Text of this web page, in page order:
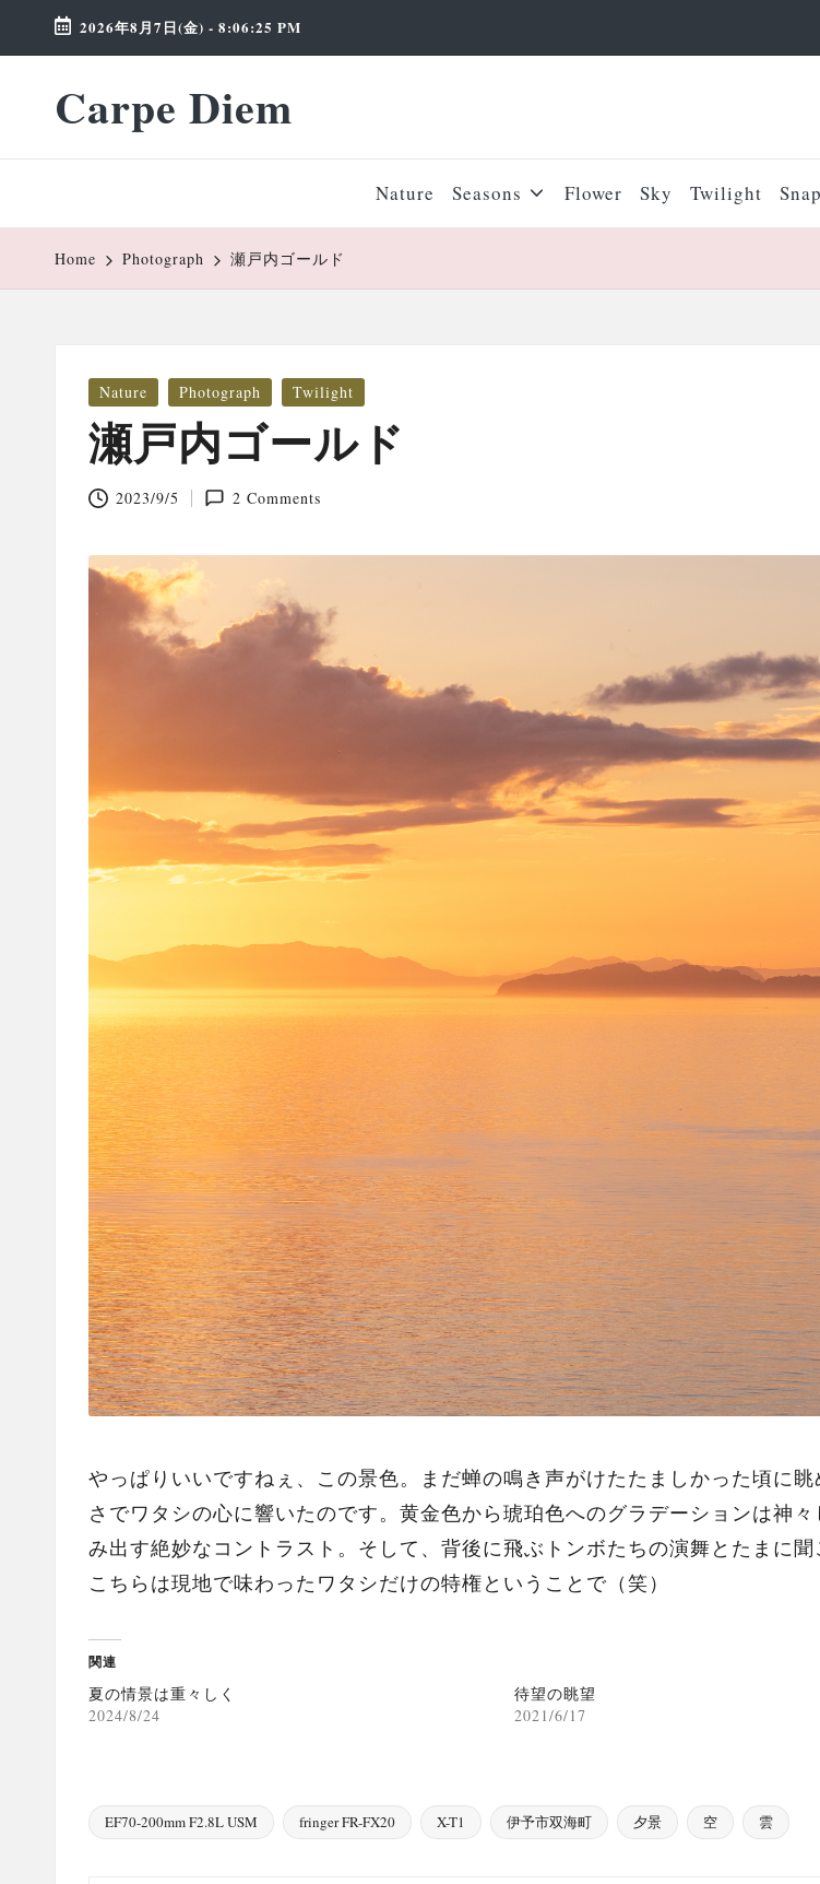
Skip
content
2026年8月7日(金) - 8:06:26 PM
Carpe Diem
Weekend
Wonderland
Nature Seasons Flower Sky Twilight Snap
Home Photograph 瀬戸内ゴールド
Posted
in
Nature Photograph Twilight
瀬戸内ゴールド
2023/9/5 2 Comments
やっぱりいいですねぇ、この景色。まだ蝉の鳴き声がけたたましかった頃に
さでワタシの心に響いたのです。黄金色から琥珀色へのグラデーションは神
み出す絶妙なコントラスト。そして、背後に飛ぶトンボたちの演舞とたまに
こちらは現地で味わったワタシだけの特権ということで（笑）
関連
夏の情景は重々しく
2024/8/24
待望の眺望
2021/6/17
Tags:
EF70-200mm F2.8L USM fringer FR-FX20 X-T1 伊予市双海町 夕景 空 雲